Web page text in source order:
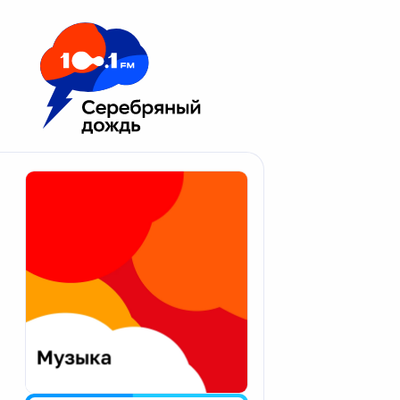
Москва 100.1 FM
Апатиты
Екатеринбург
Калининград
Калуга